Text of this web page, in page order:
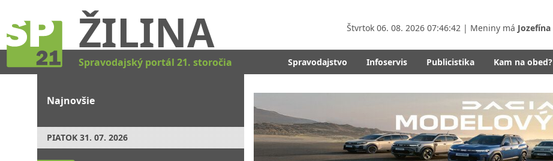
ŽILINA Štvrtok 06. 08. 2026 07:46:44 | Meniny má Jozefína
Spravodajský portál 21. storočia Spravodajstvo Infoservis Publicistika Kam na obed?
Najnovšie
PIATOK 31. 07. 2026